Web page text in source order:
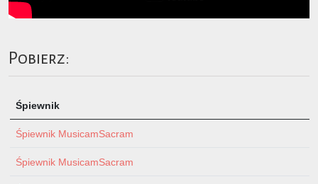
Pobierz:
Śpiewnik
Śpiewnik MusicamSacram
Śpiewnik MusicamSacram